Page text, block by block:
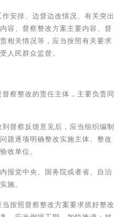
排、边督边改情况、有关突出
容、督察整改方案主要内容、督
相关情况等，应当按照有关要求
人民群众监督。
整改的责任主体，主要负责同
察反馈意见后，应当组织编制
题逐项明确整改实施主体、整改
收单位。
党中央、国务院或者省、自治
施。
照督察整改方案要求抓好整改